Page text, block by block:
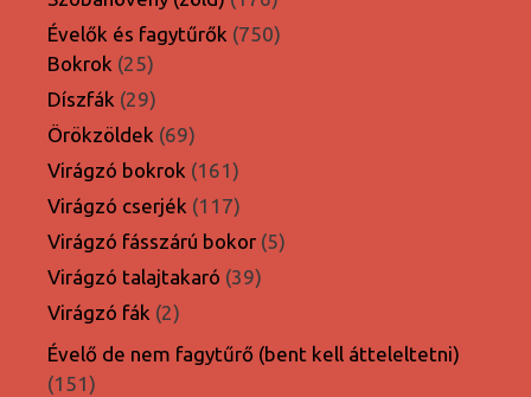
termék
Évelők és fagytűrők 750750
Bokrok 2525
termék
Díszfák 2929
termék
Örökzöldek 6969
termék
Virágzó bokrok 161161
termék
Virágzó cserjék 117117
termék
Virágzó fásszárú bokor 55
Virágzó talajtakaró 3939
Virágzó fák 22
termék
Évelő de nem fagytűrő (bent kell átteleltetni)
151151